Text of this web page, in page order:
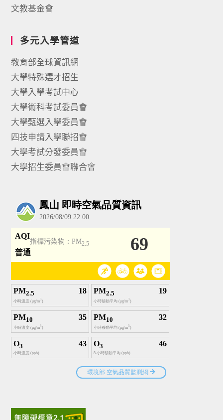
文教基金會
多元入學管道
教育部全球資訊網
大學特殊選才招生
大學入學考試中心
大學術科考試委員會
大學甄選入學委員會
四技申請入學聯招會
大學考試分發委員會
大學招生委員會聯合會